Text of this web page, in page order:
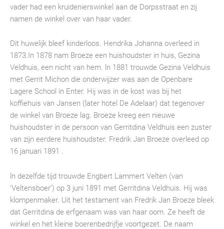
vader had een kruidenierswinkel aan de Dorpsstraat en zij
namen de winkel over van haar vader.
Dit huwelijk bleef kinderloos. Hendrika Johanna overleed in
1873.In 1878 nam Broeze een huishoudster in huis, Gezina
Veldhuis, een nicht van hem. ln 1881 trouwde Gezina Veldhuis
met Gerrit Michon die onderwijzer was aan de Openbare
Lagere School in Enter. Hij was in de kost was bij het
koffiehuis van Jansen (later hotel De Adelaar) dat tegenover
de winkel van Broeze lag. Broeze kreeg een nieuwe
huishoudster in de persoon van Gerritdina Veldhuis een zuster
van zijn eerdere huishoudster. Fredrik Jan Broeze overleed op
16 januari 1891 .
ln dezelfde tijd trouwde Engbert Lammert Velten (van
‘Veltensboer’) op 3 juni 1891 met Gerritdina Veldhuis. Hij was
klompenmaker. Uit het testament van Fredrik Jan Broeze bleek
dat Gerritdina de erfgenaam was van haar oom. Ze heeft de
winkel en het kleine boerenbedrijfje voortgezet. De naam